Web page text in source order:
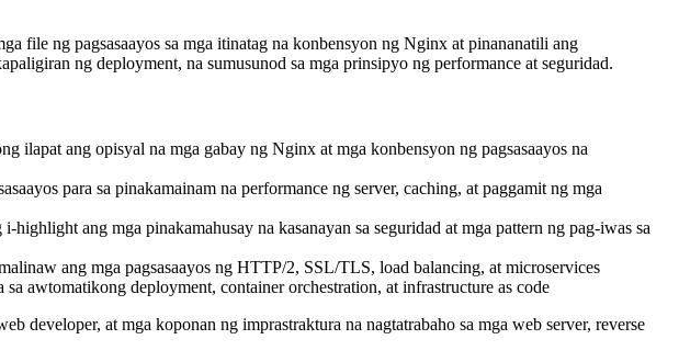
file ng pagsasaayos sa mga itinatag na konbensyon ng Nginx at pinananatili ang
ng deployment, na sumusunod sa mga prinsipyo ng performance at seguridad.
ilapat ang opisyal na mga gabay ng Nginx at mga konbensyon ng pagsasaayos na
para sa pinakamainam na performance ng server, caching, at paggamit ng mga
highlight ang mga pinakamahusay na kasanayan sa seguridad at mga pattern ng pag-iwas sa
ang mga pagsasaayos ng HTTP/2, SSL/TLS, load balancing, at microservices
awtomatikong deployment, container orchestration, at infrastructure as code
developer, at mga koponan ng imprastraktura na nagtatrabaho sa mga web server, reverse